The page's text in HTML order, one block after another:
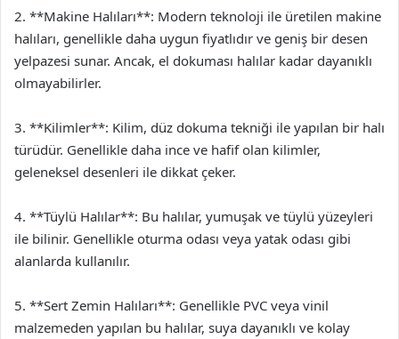
2. **Makine Halıları**: Modern teknoloji ile üretilen makine
halıları, genellikle daha uygun fiyatlıdır ve geniş bir desen
yelpazesi sunar. Ancak, el dokuması halılar kadar dayanıklı
olmayabilirler.
3. **Kilimler**: Kilim, düz dokuma tekniği ile yapılan bir halı
türüdür. Genellikle daha ince ve hafif olan kilimler,
geleneksel desenleri ile dikkat çeker.
4. **Tüylü Halılar**: Bu halılar, yumuşak ve tüylü yüzeyleri
ile bilinir. Genellikle oturma odası veya yatak odası gibi
alanlarda kullanılır.
5. **Sert Zemin Halıları**: Genellikle PVC veya vinil
malzemeden yapılan bu halılar, suya dayanıklı ve kolay